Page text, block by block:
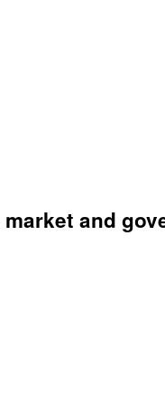
and